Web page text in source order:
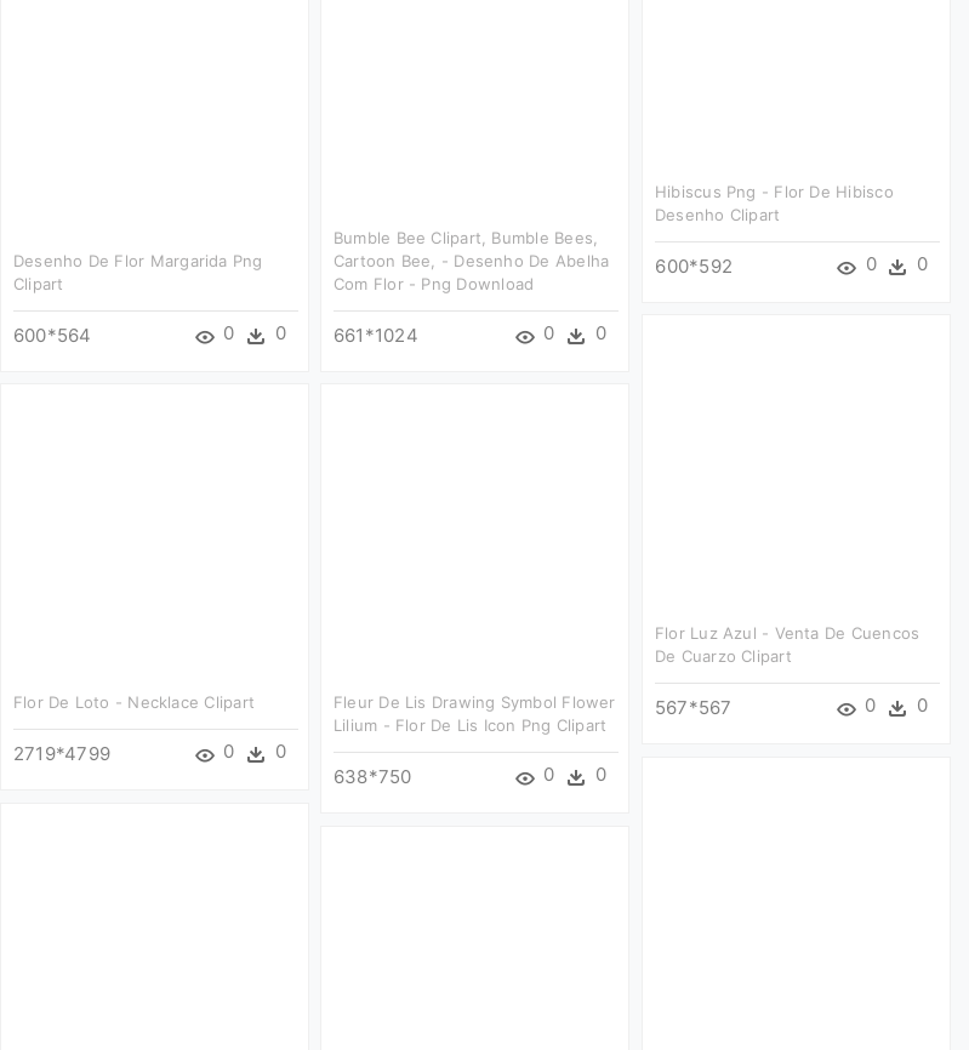
Hibiscus Png - Flor De Hibisco
Desenho Clipart
600*592 0 0
Bumble Bee Clipart, Bumble Bees,
Cartoon Bee, - Desenho De Abelha
Com Flor - Png Download
661*1024 0 0
Desenho De Flor Margarida Png
Clipart
600*564 0 0
Flor Luz Azul - Venta De Cuencos
De Cuarzo Clipart
567*567 0 0
Flor De Loto - Necklace Clipart
2719*4799 0 0
Fleur De Lis Drawing Symbol Flower
Lilium - Flor De Lis Icon Png Clipart
638*750 0 0